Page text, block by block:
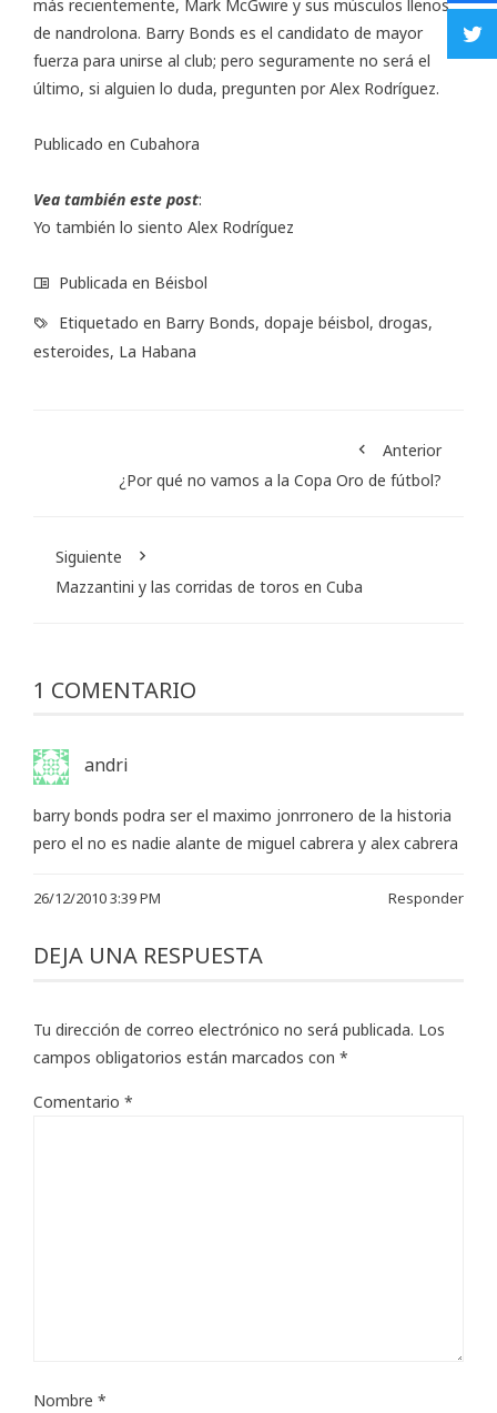
más recientemente, Mark McGwire y sus músculos llenos
de nandrolona. Barry Bonds es el candidato de mayor
fuerza para unirse al club; pero seguramente no será el
último, si alguien lo duda, pregunten por Alex Rodríguez.
Publicado en Cubahora
Vea también este post:
Yo también lo siento Alex Rodríguez
Publicada en Béisbol
Etiquetado en Barry Bonds, dopaje béisbol, drogas,
esteroides, La Habana
Anterior
¿Por qué no vamos a la Copa Oro de fútbol?
Siguiente
Mazzantini y las corridas de toros en Cuba
1 COMENTARIO
andri
barry bonds podra ser el maximo jonrronero de la historia
pero el no es nadie alante de miguel cabrera y alex cabrera
26/12/2010 3:39 PM Responder
DEJA UNA RESPUESTA
Tu dirección de correo electrónico no será publicada. Los
campos obligatorios están marcados con *
Comentario *
Nombre *